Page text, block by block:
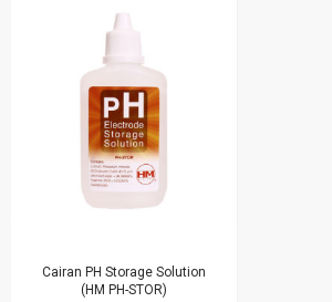
Cairan PH Storage Solution
(HM PH-STOR)